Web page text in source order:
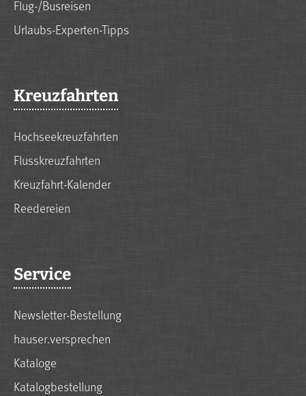
Flug-/Busreisen
Urlaubs-Experten-Tipps
Kreuzfahrten
Hochseekreuzfahrten
Flusskreuzfahrten
Kreuzfahrt-Kalender
Reedereien
Service
Newsletter-Bestellung
hauser.versprechen
Kataloge
Katalogbestellung